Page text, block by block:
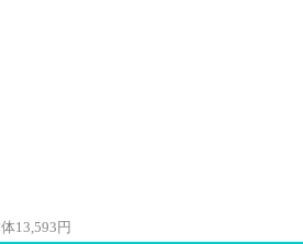
13,593円